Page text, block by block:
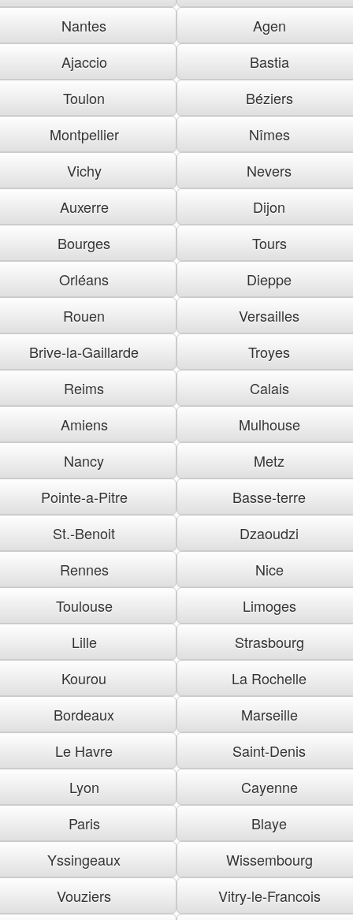
Nantes
Agen
Ajaccio
Bastia
Toulon
Béziers
Montpellier
Nîmes
Vichy
Nevers
Auxerre
Dijon
Bourges
Tours
Orléans
Dieppe
Rouen
Versailles
Brive-la-Gaillarde
Troyes
Reims
Calais
Amiens
Mulhouse
Nancy
Metz
Pointe-a-Pitre
Basse-terre
St.-Benoit
Dzaoudzi
Rennes
Nice
Toulouse
Limoges
Lille
Strasbourg
Kourou
La Rochelle
Bordeaux
Marseille
Le Havre
Saint-Denis
Lyon
Cayenne
Paris
Blaye
Yssingeaux
Wissembourg
Vouziers
Vitry-le-Francois